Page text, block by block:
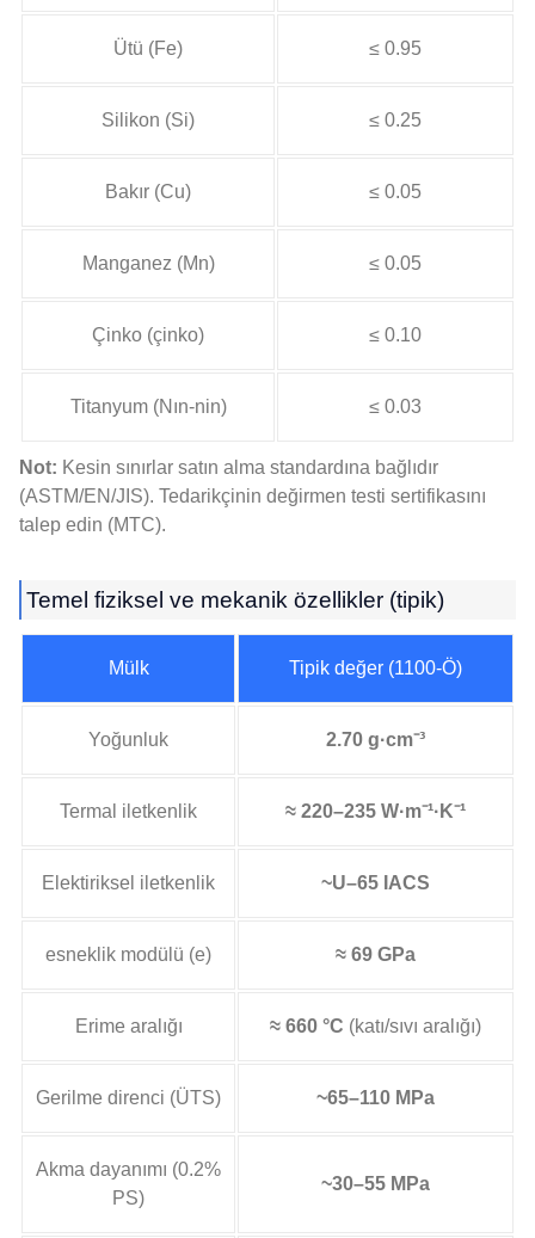
Ütü (Fe) ≤ 0.95
Silikon (Si) ≤ 0.25
Bakır (Cu) ≤ 0.05
Manganez (Mn) ≤ 0.05
Çinko (çinko) ≤ 0.10
Titanyum (Nın-nin) ≤ 0.03
Not: Kesin sınırlar satın alma standardına bağlıdır
(ASTM/EN/JIS). Tedarikçinin değirmen testi sertifikasını
talep edin (MTC).
Temel fiziksel ve mekanik özellikler (tipik)
Mülk Tipik değer (1100-Ö)
Yoğunluk 2.70 g·cm⁻³
Termal iletkenlik ≈ 220–235 W·m⁻¹·K⁻¹
Elektiriksel iletkenlik ~U–65 IACS
esneklik modülü (e) ≈ 69 GPa
Erime aralığı ≈ 660 °C (katı/sıvı aralığı)
Gerilme direnci (ÜTS) ~65–110 MPa
Akma dayanımı (0.2%
PS)
~30–55 MPa